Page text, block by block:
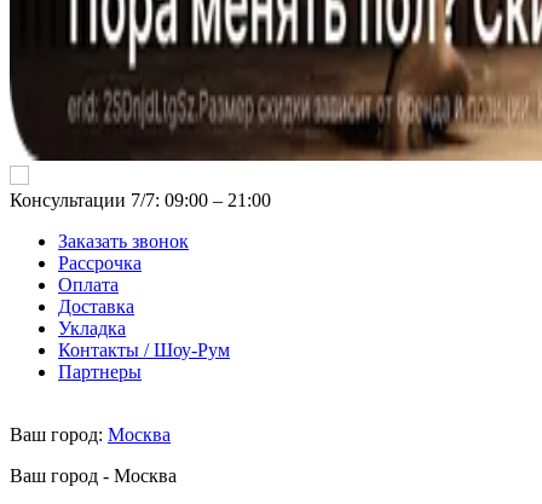
Консультации 7/7: 09:00 ‒ 21:00
Заказать звонок
Рассрочка
Оплата
Доставка
Укладка
Контакты / Шоу-Рум
Партнеры
Ваш город: Москва
Ваш город - Москва